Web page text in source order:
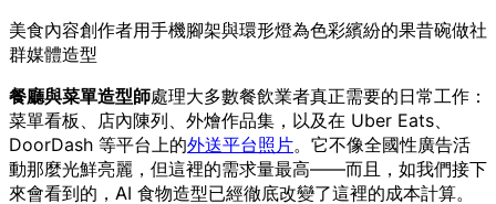
美食內容創作者用手機腳架與環形燈為色彩繽紛的果昔碗做社
群媒體造型
餐廳與菜單造型師處理大多數餐飲業者真正需要的日常工作：
菜單看板、店內陳列、外燴作品集，以及在 Uber Eats、
DoorDash 等平台上的外送平台照片。它不像全國性廣告活
動那麼光鮮亮麗，但這裡的需求量最高——而且，如我們接下
來會看到的，AI 食物造型已經徹底改變了這裡的成本計算。